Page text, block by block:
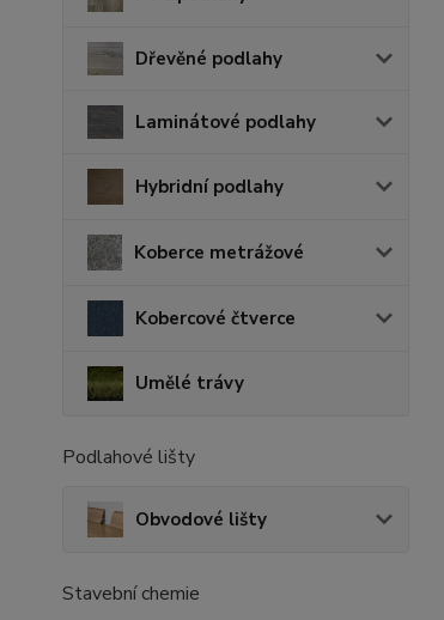
Dřevěné podlahy
Laminátové podlahy
Hybridní podlahy
Koberce metrážové
Kobercové čtverce
Umělé trávy
Podlahové lišty
Obvodové lišty
Stavební chemie